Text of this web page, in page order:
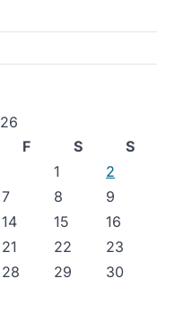
F S
S
1
2
7 8
9
14 15
16
21 22
23
28 29
30